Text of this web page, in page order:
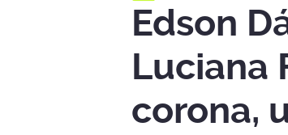
Edson
Luciana
corona,